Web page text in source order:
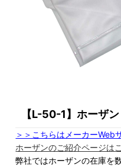
【L-50-1】ホーザ
＞＞こちらはメーカーWeb
ホーザンのご紹介ページは
弊社ではホーザンの在庫を